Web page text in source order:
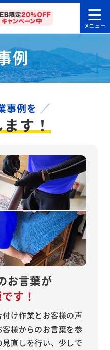
例
事例を
す！
お言葉が
す！
け作業とお客様の声
様からのお言葉を参
直しを行い、少しで